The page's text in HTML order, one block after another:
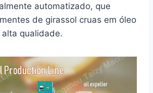
automatizado, que
de girassol cruas em óleo
qualidade.